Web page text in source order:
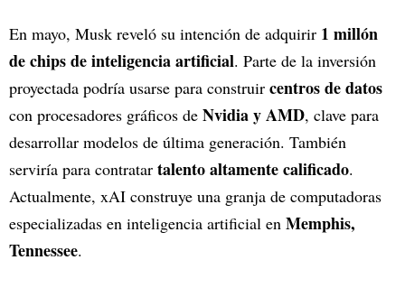
En mayo, Musk reveló su intención de adquirir 1 millón
de chips de inteligencia artificial. Parte de la inversión
proyectada podría usarse para construir centros de datos
con procesadores gráficos de Nvidia y AMD, clave para
desarrollar modelos de última generación. También
serviría para contratar talento altamente calificado.
Actualmente, xAI construye una granja de computadoras
especializadas en inteligencia artificial en Memphis,
Tennessee.